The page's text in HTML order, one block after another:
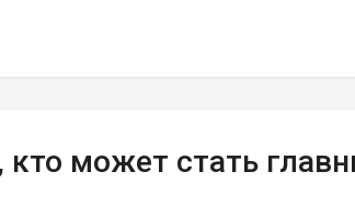
кто может стать